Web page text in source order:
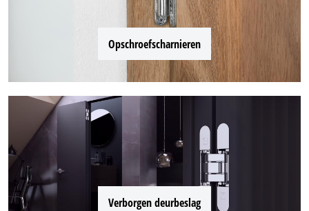
Opschroefscharnieren
Verborgen deurbeslag